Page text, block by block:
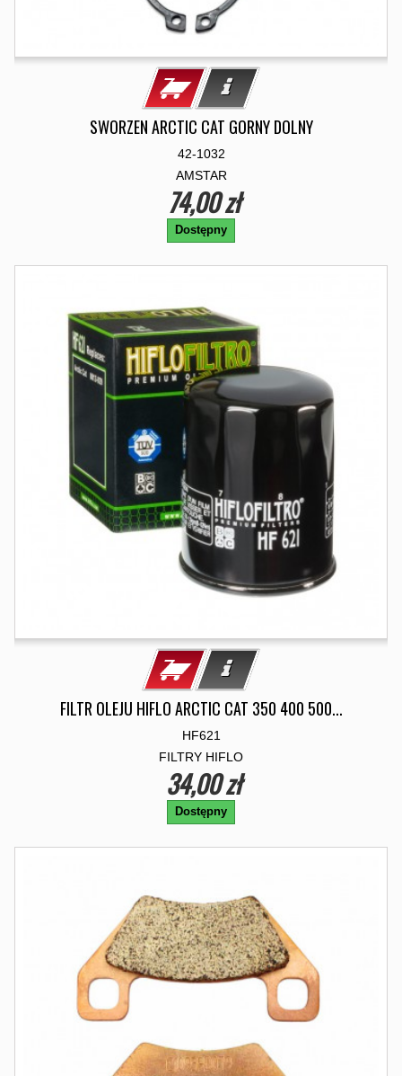
SWORZEN ARCTIC CAT GORNY DOLNY
42-1032
AMSTAR
74,00 zł
Dostępny
FILTR OLEJU HIFLO ARCTIC CAT 350 400 500...
HF621
FILTRY HIFLO
34,00 zł
Dostępny